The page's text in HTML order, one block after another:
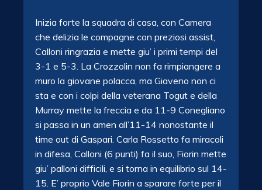
Inizia forte la squadra di casa, con Camera
che delizia le compagne con preziosi assist,
Calloni ringrazia e mette giu’ i primi tempi del
3-1 e 5-3. La Crozzolin non fa rimpiangere a
muro la giovane polacca, ma Giaveno non ci
sta e con i colpi della veterana Togut e della
Murray mette la freccia e da 11-9 Conegliano
si passa in un amen all’11-14 nonostante il
time out di Gaspari. Carla Rossetto fa miracoli
in difesa, Calloni (6 punti) fa il suo, Fiorin mette
giu’ palloni difficili, e si torna in equilibrio sul 14-
15. E’ proprio Vale Fiorin a sparare forte per il